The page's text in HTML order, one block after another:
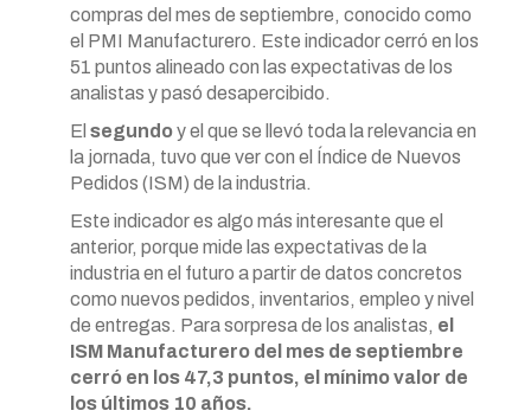
compras del mes de septiembre, conocido como
el PMI Manufacturero. Este indicador cerró en los
51 puntos alineado con las expectativas de los
analistas y pasó desapercibido.
El segundoy el que se llevó toda la relevancia en
la jornada, tuvo que ver con el Índice de Nuevos
Pedidos (ISM) de la industria.
Este indicador es algo más interesante que el
anterior, porque mide las expectativas de la
industria en el futuro a partir de datos concretos
como nuevos pedidos, inventarios, empleo y nivel
de entregas. Para sorpresa de los analistas, el
ISM Manufacturero del mes de septiembre
cerró en los 47,3 puntos, el mínimo valor de
los últimos 10 años.